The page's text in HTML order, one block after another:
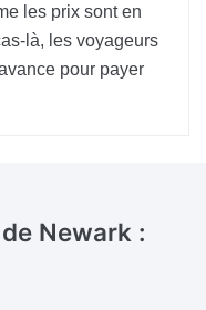
les prix sont en
là, les voyageurs
pour payer
Newark :